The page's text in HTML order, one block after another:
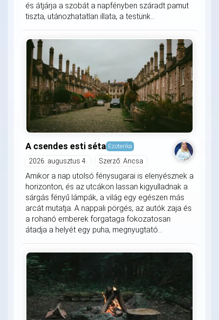
és átjárja a szobát a napfényben száradt pamut
tiszta, utánozhatatlan illata, a testünk...
A csendes esti séta Ezoterika
2026. augusztus 4. Szerző: Ancsa
Amikor a nap utolsó fénysugarai is elenyésznek a
horizonton, és az utcákon lassan kigyulladnak a
sárgás fényű lámpák, a világ egy egészen más
arcát mutatja. A nappali pörgés, az autók zaja és
a rohanó emberek forgataga fokozatosan
átadja a helyét egy puha, megnyugtató...